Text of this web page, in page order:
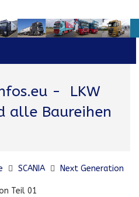
- LKW
alle Baureihen
SCANIA
Next Generation
Teil 01